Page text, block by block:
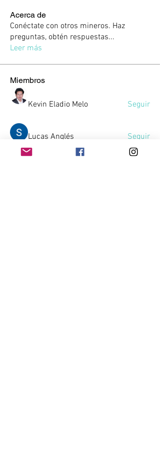
Acerca de
Conéctate con otros mineros. Haz
preguntas, obtén respuestas...
Leer más
Miembros
Kevin Eladio Melo Seguir
Lucas Anglés Seguir